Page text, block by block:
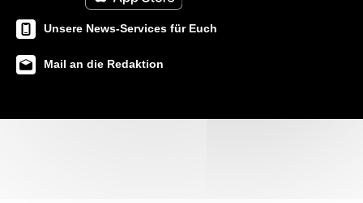
Unsere News-Services für Euch
Mail an die Redaktion